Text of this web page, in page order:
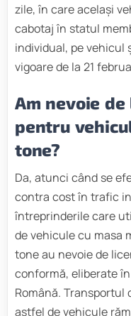
zile, în care același
cabotaj în statul
individual, pe vehicul
vigoare de la 21
Am nevoie
pentru
tone?
Da, atunci când se
contra cost în trafic
întreprinderile care
de vehicule cu masa
tone au nevoie de
conformă, eliberate
Română.
astfel de vehicule